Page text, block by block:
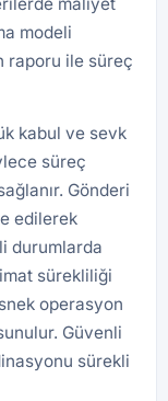
modeli
raporu ile süreç
kabul ve sevk
süreç
Gönderi
edilerek
durumlarda
sürekliliği
operasyon
Güvenli
sürekli